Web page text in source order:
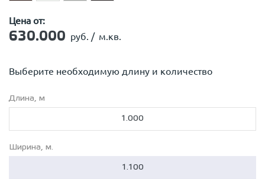
Цена от:
630.000 руб. / м.кв.
Выберите необходимую длину и количество
Длина, м
Ширина, м.